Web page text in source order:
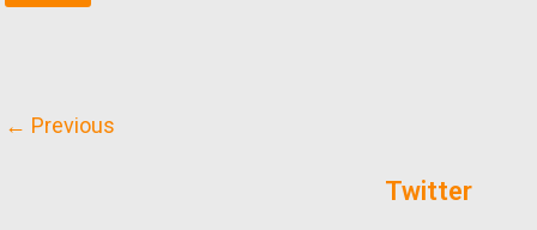
← Previous
Twitter